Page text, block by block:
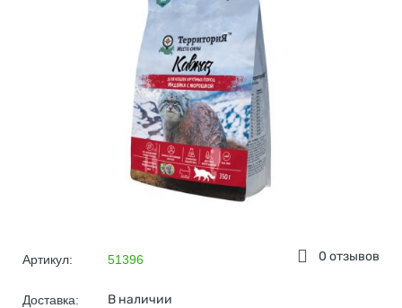
0 отзывов
Артикул: 51396
Доставка: В наличии